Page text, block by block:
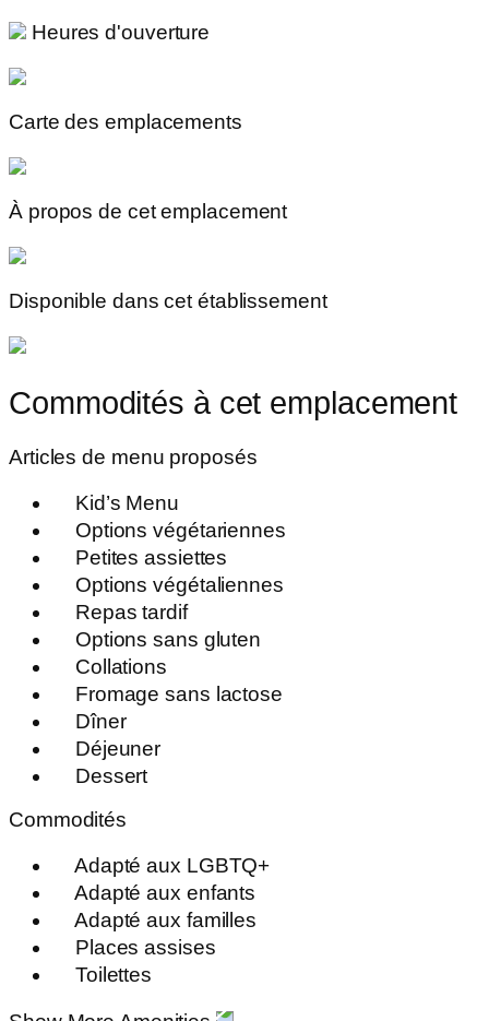
Heures d'ouverture
Carte des emplacements
À propos de cet emplacement
Disponible dans cet établissement
Commodités à cet emplacement
Articles de menu proposés
Kid’s Menu
Options végétariennes
Petites assiettes
Options végétaliennes
Repas tardif
Options sans gluten
Collations
Fromage sans lactose
Dîner
Déjeuner
Dessert
Commodités
Adapté aux LGBTQ+
Adapté aux enfants
Adapté aux familles
Places assises
Toilettes